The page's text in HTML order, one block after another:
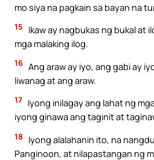
mo siya na pagkain sa bayan na
15
Ikaw ay nagbukas ng bukal at
mga malaking ilog.
16 Ang araw ay iyo, ang gabi ay
liwanag at ang araw.
17 Iyong inilagay ang lahat ng
iyong ginawa ang taginit at
18
Iyong alalahanin ito, na
Panginoon, at nilapastangan ng